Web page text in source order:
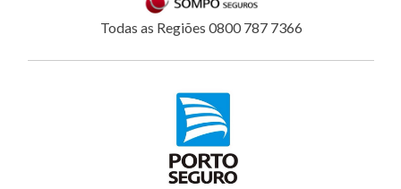
Todas as Regiões 0800 787 7366